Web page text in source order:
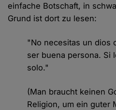
einfache Botschaft, in
Grund ist dort zu lesen:
"No necesitas un dios
ser buena persona. Si
solo."
(Man braucht keinen
Religion, um ein guter